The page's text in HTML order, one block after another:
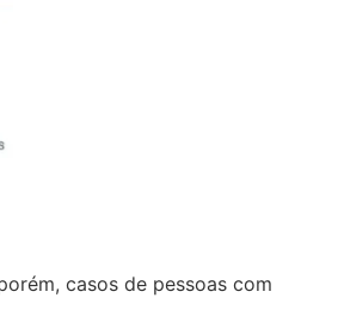
casos de pessoas com